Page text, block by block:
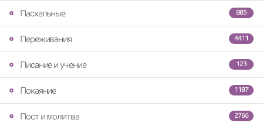
885
Пасхальные
4411
Переживания
123
Писание и учение
1187
Покаяние
2766
Пост и молитва